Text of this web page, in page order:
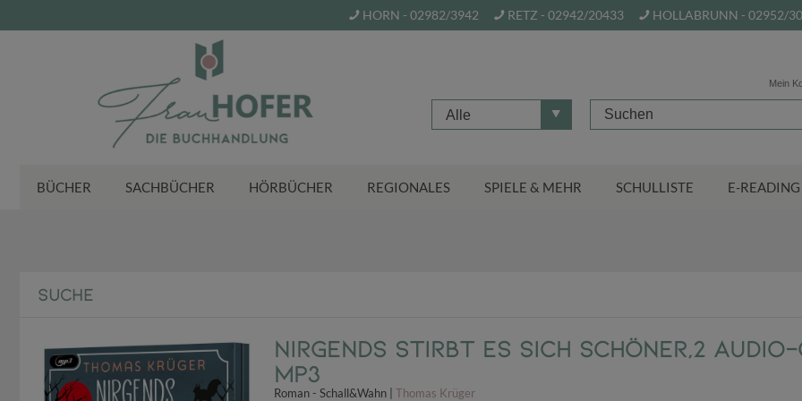
HORN - 02982/3942 RETZ - 02942/20433 HOLLABRUNN - 02952/
Mein
Alle
BÜCHER SACHBÜCHER HÖRBÜCHER REGIONALES SPIELE & MEHR SCHULLISTE E-READING
SUCHE
Nirgends stirbt es sich schöner,2 Audio-
MP3
Roman - Schall&Wahn | Thomas Krüger